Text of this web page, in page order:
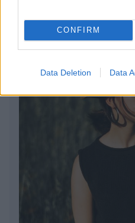
CONFIRM
Data Deletion Data
και «κόκκινα» σπίτια